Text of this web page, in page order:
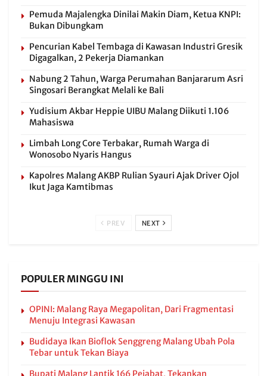
Pemuda Majalengka Dinilai Makin Diam, Ketua KNPI:
Bukan Dibungkam
Pencurian Kabel Tembaga di Kawasan Industri Gresik
Digagalkan, 2 Pekerja Diamankan
Nabung 2 Tahun, Warga Perumahan Banjararum Asri
Singosari Berangkat Melali ke Bali
Yudisium Akbar Heppie UIBU Malang Diikuti 1.106
Mahasiswa
Limbah Long Core Terbakar, Rumah Warga di
Wonosobo Nyaris Hangus
Kapolres Malang AKBP Rulian Syauri Ajak Driver Ojol
Ikut Jaga Kamtibmas
PREV NEXT
POPULER MINGGU INI
OPINI: Malang Raya Megapolitan, Dari Fragmentasi
Menuju Integrasi Kawasan
Budidaya Ikan Bioflok Senggreng Malang Ubah Pola
Tebar untuk Tekan Biaya
Bupati Malang Lantik 166 Pejabat, Tekankan